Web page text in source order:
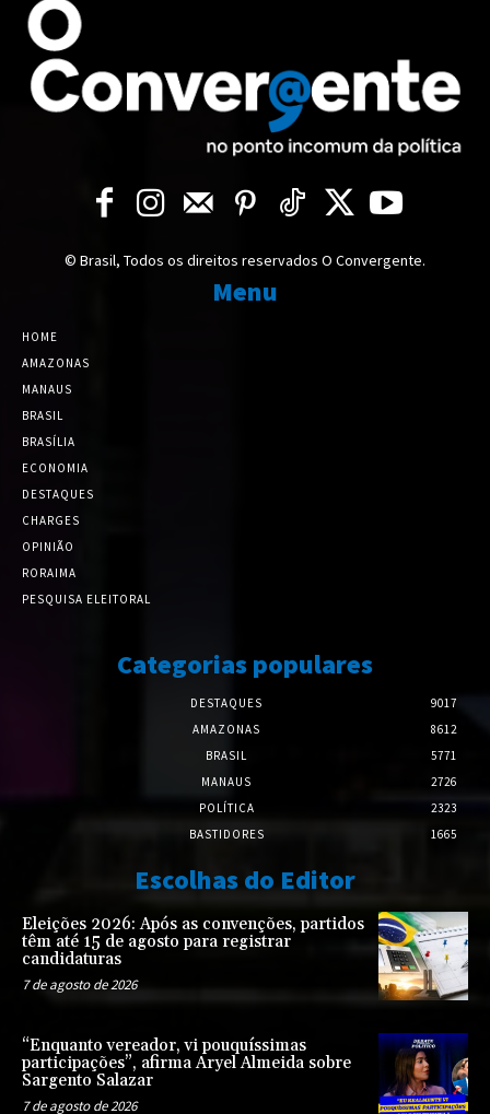
© Brasil, Todos os direitos reservados O Convergente.
Menu
HOME
AMAZONAS
MANAUS
BRASIL
BRASÍLIA
ECONOMIA
DESTAQUES
CHARGES
OPINIÃO
RORAIMA
PESQUISA ELEITORAL
Categorias populares
DESTAQUES
9017
AMAZONAS
8612
BRASIL
5771
MANAUS
2726
POLÍTICA
2323
BASTIDORES
1665
Escolhas do Editor
Eleições 2026: Após as convenções, partidos
têm até 15 de agosto para registrar
candidaturas
7 de agosto de 2026
“Enquanto vereador, vi pouquíssimas
participações”, afirma Aryel Almeida sobre
Sargento Salazar
7 de agosto de 2026